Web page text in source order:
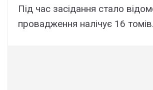
Під час засідання стало
провадження налічує 16 томів.